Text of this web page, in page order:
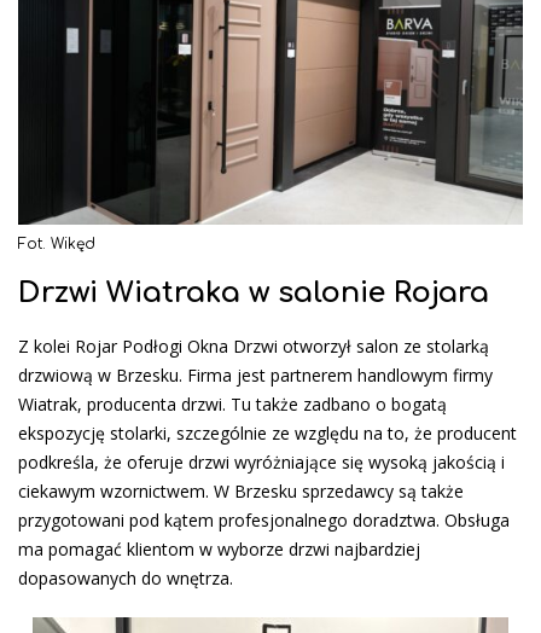
Fot. Wikęd
Drzwi Wiatraka w salonie Rojara
Z kolei Rojar Podłogi Okna Drzwi otworzył salon ze stolarką
drzwiową w Brzesku. Firma jest partnerem handlowym firmy
Wiatrak, producenta drzwi. Tu także zadbano o bogatą
ekspozycję stolarki, szczególnie ze względu na to, że producent
podkreśla, że oferuje drzwi wyróżniające się wysoką jakością i
ciekawym wzornictwem. W Brzesku sprzedawcy są także
przygotowani pod kątem profesjonalnego doradztwa. Obsługa
ma pomagać klientom w wyborze drzwi najbardziej
dopasowanych do wnętrza.